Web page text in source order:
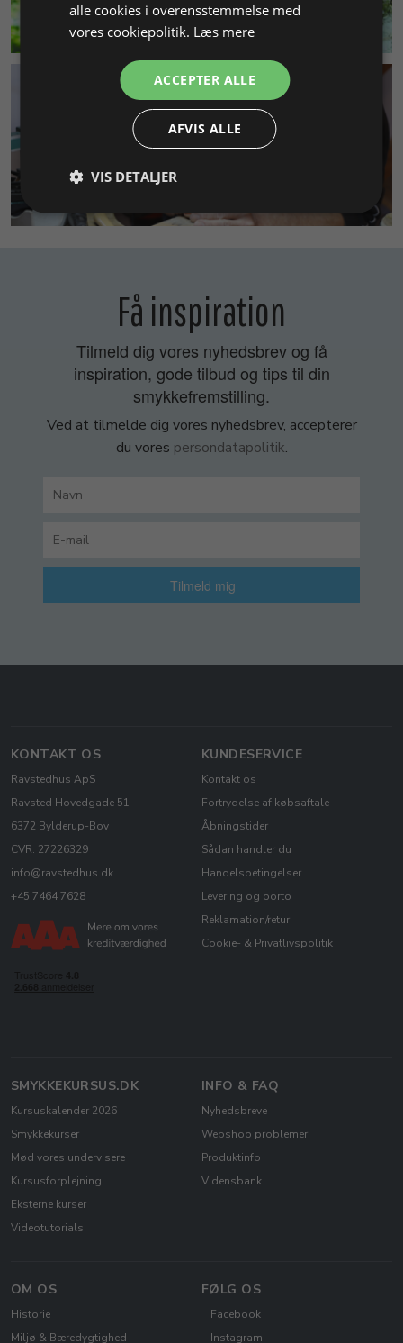
MILJØ & BÆREDYGTIGHED
Få inspiration
Tilmeld dig vores nyhedsbrev og få
inspiration, gode tilbud og tips til din
smykkefremstilling.
Ved at tilmelde dig vores nyhedsbrev, accepterer
du vores persondatapolitik.
Tilmeld mig
KONTAKT OS
Ravstedhus ApS
Ravsted Hovedgade 51
6372 Bylderup-Bov
CVR: 27226329
info@ravstedhus.dk
+45 7464 7628
KUNDESERVICE
Kontakt os
Fortrydelse af købsaftale
Åbningstider
Sådan handler du
Handelsbetingelser
Levering og porto
Reklamation/retur
Cookie- & Privatlivspolitik
SMYKKEKURSUS.DK
Kursuskalender 2026
Smykkekurser
Mød vores undervisere
Kursusforplejning
Eksterne kurser
Videotutorials
INFO & FAQ
Nyhedsbreve
Webshop problemer
Produktinfo
Vidensbank
OM OS
Historie
Miljø & Bæredygtighed
FØLG OS
Facebook
Instagram
alle cookies i overensstemmelse med
vores cookiepolitik. Læs mere
ACCEPTER ALLE
AFVIS ALLE
VIS DETALJER